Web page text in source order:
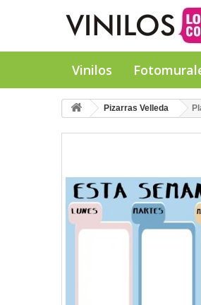
Vinilos
Pizarras Velleda